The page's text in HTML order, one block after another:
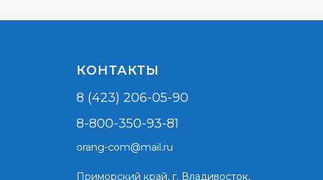
КОНТАКТЫ
8 (423) 206-05-90
8-800-350-93-81
orang-com@mail.ru
Приморский край, г. Владивосток,